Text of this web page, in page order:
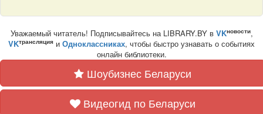
Уважаемый читатель! Подписывайтесь на LIBRARY.BY в VKновости,
VKтрансляция и Одноклассниках, чтобы быстро узнавать о событиях
онлайн библиотеки.
Шоубизнес Беларуси
Видеогид по Беларуси